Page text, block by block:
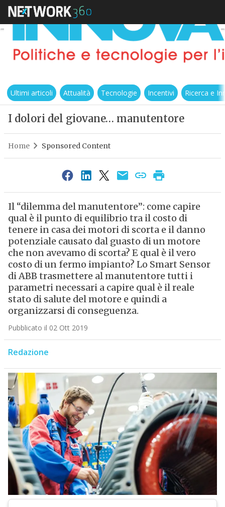
Ultimi articoli Attualità Tecnologie Incentivi Ricerca e
I dolori del giovane… manutentore
Home Sponsored Content
Il “dilemma del manutentore”: come capire
qual è il punto di equilibrio tra il costo di
tenere in casa dei motori di scorta e il danno
potenziale causato dal guasto di un motore
che non avevamo di scorta? E qual è il vero
costo di un fermo impianto? Lo Smart Sensor
di ABB trasmettere al manutentore tutti i
parametri necessari a capire qual è il reale
stato di salute del motore e quindi a
organizzarsi di conseguenza.
Pubblicato il 02 Ott 2019
Redazione